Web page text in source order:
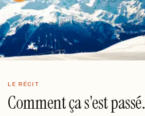
LE RÉCIT
Comment ça s'est passé.